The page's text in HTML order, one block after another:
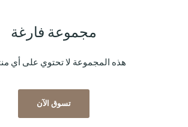
مجموعة فارغة
هذه المجموعة لا تحتوي على أي
تسوق الآن